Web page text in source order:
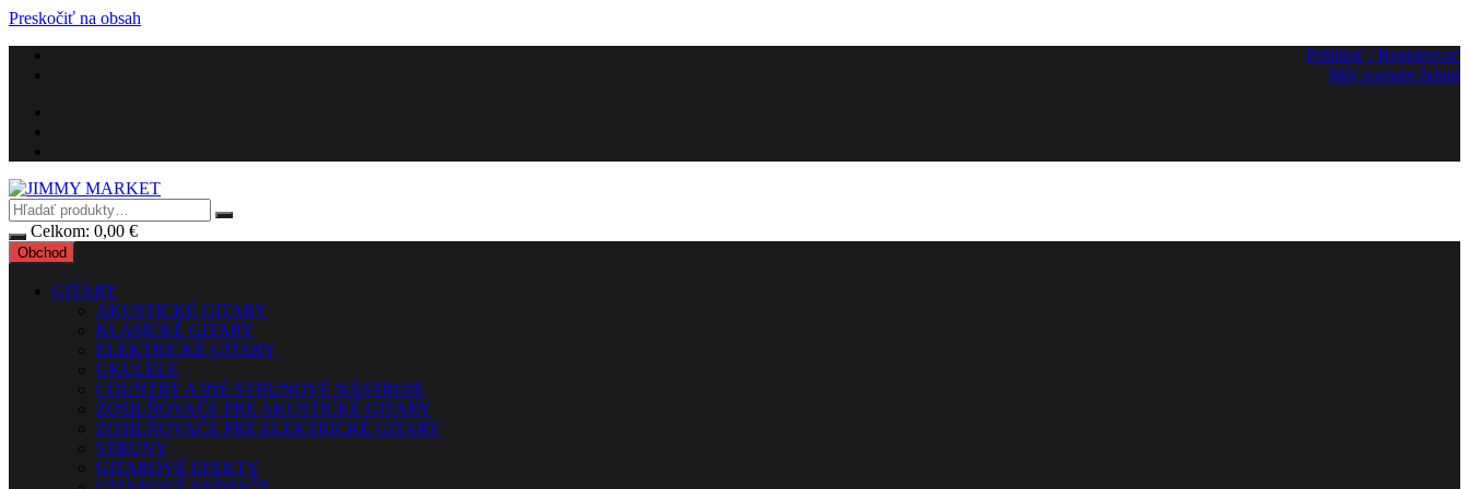
Preskočiť na obsah
Prihlásiť / Registrovať
Môj zoznam želaní
Celkom: 0,00 €
Obchod
GITARY
AKUSTICKÉ GITARY
KLASICKÉ GITARY
ELEKTRICKÉ GITARY
UKULELE
COUNTRY A INÉ STRUNOVÉ NÁSTROJE
ZOSILŇOVAČE PRE AKUSTICKÉ GITARY
ZOSILŇOVAČE PRE ELEKTRICKÉ GITARY
STRUNY
GITAROVÉ EFEKTY